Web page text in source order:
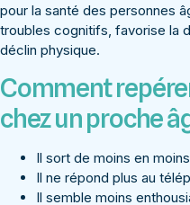
pour la santé des personnes
troubles cognitifs, favorise la
déclin physique.
Comment
chez un proche
Il sort de moins en
Il ne répond plus au
Il semble moins